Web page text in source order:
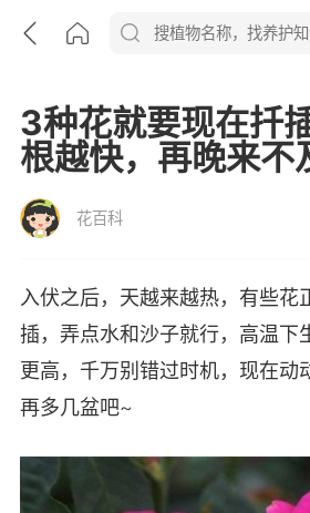
3种花就要现在扦
根越快，再晚来不
花百科
入伏之后，天越来越热，有些花
插，弄点水和沙子就行，高温下
更高，千万别错过时机，现在动
再多几盆吧~